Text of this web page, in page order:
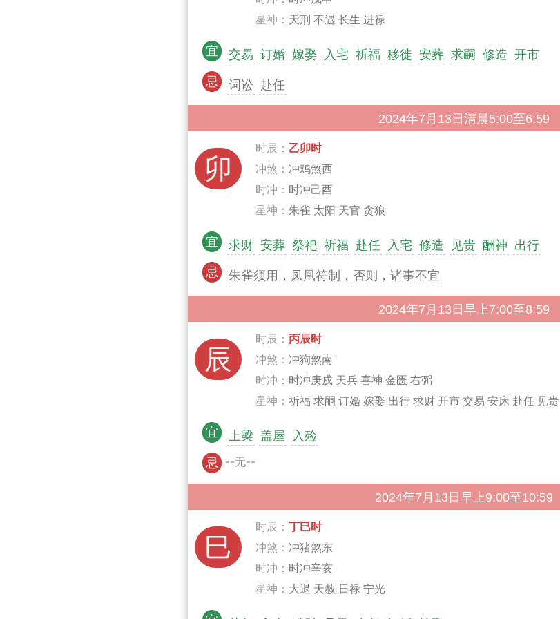
星神： 天刑 不遇 长生 进禄
宜 交易 订婚 嫁娶 入宅 祈福 移徙 安葬 求嗣 修造 开市
忌 词讼 赴任
2024年7月13日清晨5:00至6:59
卯
时辰： 乙卯时
冲煞： 冲鸡煞西
时冲： 时冲己酉
星神： 朱雀 太阳 天官 贪狼
宜 求财 安葬 祭祀 祈福 赴任 入宅 修造 见贵 酬神 出行
忌 朱雀须用，凤凰符制，否则，诸事不宜
2024年7月13日早上7:00至8:59
辰
时辰： 丙辰时
冲煞： 冲狗煞南
时冲： 时冲庚戍 天兵 喜神 金匮 右弼
星神： 祈福 求嗣 订婚 嫁娶 出行 求财 开市 交易 安床 赴任 见贵
宜 上梁 盖屋 入殓
忌 --无--
2024年7月13日早上9:00至10:59
巳
时辰： 丁巳时
冲煞： 冲猪煞东
时冲： 时冲辛亥
星神： 大退 天赦 日禄 宁光